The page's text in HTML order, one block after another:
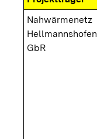
Nahwärmenetz
Hellmannshofen
GbR